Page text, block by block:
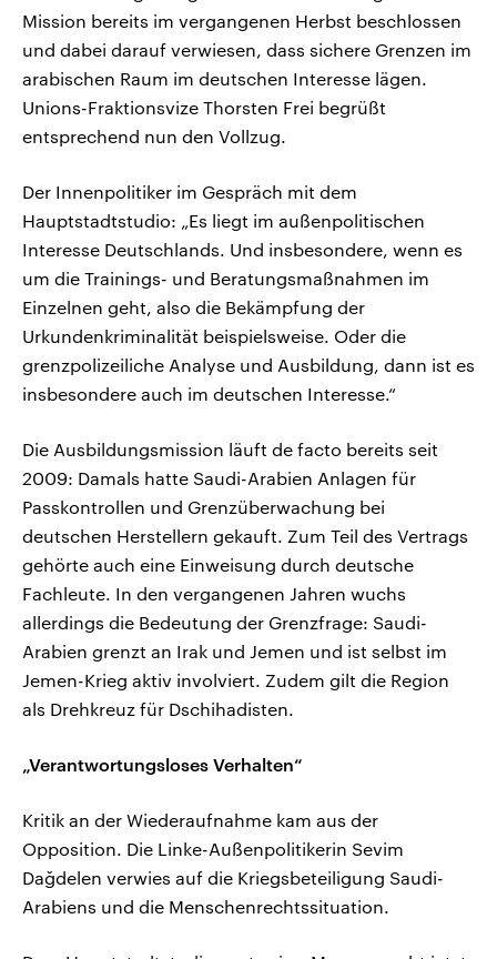
Mission bereits im vergangenen Herbst beschlossen
und dabei darauf verwiesen, dass sichere Grenzen im
arabischen Raum im deutschen Interesse lägen.
Unions-Fraktionsvize Thorsten Frei begrüßt
entsprechend nun den Vollzug.
Der Innenpolitiker im Gespräch mit dem
Hauptstadtstudio: „Es liegt im außenpolitischen
Interesse Deutschlands. Und insbesondere, wenn es
um die Trainings- und Beratungsmaßnahmen im
Einzelnen geht, also die Bekämpfung der
Urkundenkriminalität beispielsweise. Oder die
grenzpolizeiliche Analyse und Ausbildung, dann ist es
insbesondere auch im deutschen Interesse.“
Die Ausbildungsmission läuft de facto bereits seit
2009: Damals hatte Saudi-Arabien Anlagen für
Passkontrollen und Grenzüberwachung bei
deutschen Herstellern gekauft. Zum Teil des Vertrags
gehörte auch eine Einweisung durch deutsche
Fachleute. In den vergangenen Jahren wuchs
allerdings die Bedeutung der Grenzfrage: Saudi-
Arabien grenzt an Irak und Jemen und ist selbst im
Jemen-Krieg aktiv involviert. Zudem gilt die Region
als Drehkreuz für Dschihadisten.
„Verantwortungsloses Verhalten“
Kritik an der Wiederaufnahme kam aus der
Opposition. Die Linke-Außenpolitikerin Sevim
Dağdelen verwies auf die Kriegsbeteiligung Saudi-
Arabiens und die Menschenrechtssituation.